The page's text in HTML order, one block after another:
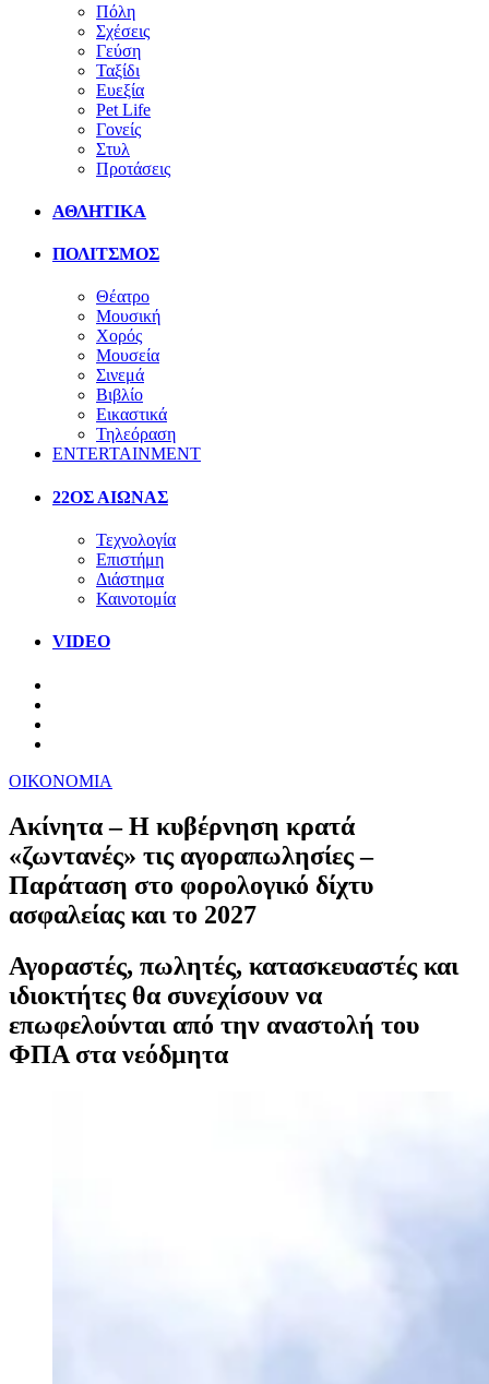
Πόλη
Σχέσεις
Γεύση
Ταξίδι
Ευεξία
Pet Life
Γονείς
Στυλ
Προτάσεις
ΑΘΛΗΤΙΚΑ
ΠΟΛΙΤΣΜΟΣ
Θέατρο
Μουσική
Χορός
Μουσεία
Σινεμά
Βιβλίο
Εικαστικά
Τηλεόραση
ENTERTAINMENT
22ΟΣ ΑΙΩΝΑΣ
Τεχνολογία
Επιστήμη
Διάστημα
Καινοτομία
VIDEO
ΟΙΚΟΝΟΜΙΑ
Ακίνητα – Η κυβέρνηση κρατά
«ζωντανές» τις αγοραπωλησίες –
Παράταση στο φορολογικό δίχτυ
ασφαλείας και το 2027
Αγοραστές, πωλητές, κατασκευαστές και
ιδιοκτήτες θα συνεχίσουν να
επωφελούνται από την αναστολή του
ΦΠΑ στα νεόδμητα